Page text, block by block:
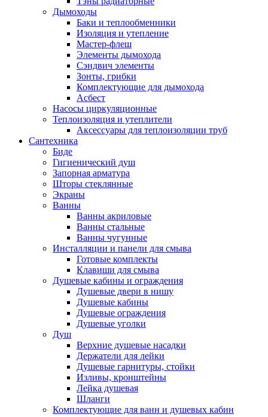
Дымоходы
Баки и теплообменники
Изоляция и утепление
Мастер-флеш
Элементы дымохода
Сэндвич элементы
Зонты, грибки
Комплектующие для дымохода
Асбест
Насосы циркуляционные
Теплоизоляция и утеплители
Аксессуары для теплоизоляции труб
Сантехника
Биде
Гигиенический душ
Запорная арматура
Шторы стеклянные
Экраны
Ванны
Ванны акриловые
Ванны стальные
Ванны чугунные
Инсталляции и панели для смыва
Готовые комплекты
Клавиши для смыва
Душевые кабины и ограждения
Душевые двери в нишу
Душевые кабины
Душевые ограждения
Душевые уголки
Душ
Верхние душевые насадки
Держатели для лейки
Душевые гарнитуры, стойки
Изливы, кронштейны
Лейка душевая
Шланги
Комплектующие для ванн и душевых кабин